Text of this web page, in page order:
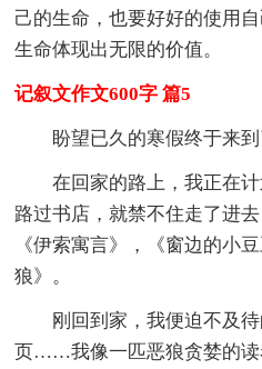
己的生命，也要好好的使用
生命体现出无限的价值。
记叙文作文600字 篇5
盼望已久的寒假终于来
在回家的路上，我正在
路过书店，就禁不住走了进
《伊索寓言》，《窗边的小
狼》。
刚回到家，我便迫不及
页……我像一匹恶狼贪婪的读